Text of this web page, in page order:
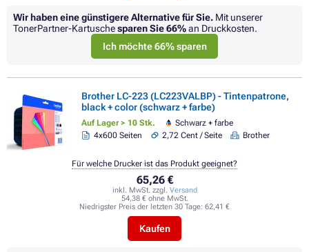
Wir haben eine günstigere Alternative für Sie. Mit unserer
TonerPartner-Kartuschesparen Sie66%an Druckkosten.
Ich möchte 66% sparen
Brother LC-223 (LC223VALBP) - Tintenpatrone,
black + color (schwarz + farbe)
Auf Lager > 10 Stk.
Schwarz + farbe
4x600 Seiten
2,72 Cent / Seite Brother
65,26 €
inkl. MwSt. zzgl. Versand
54,38 € ohne MwSt.
Niedrigster Preis der letzten 30 Tage: 62,41 €
Kaufen
Für welche Drucker ist das Produkt geeignet?